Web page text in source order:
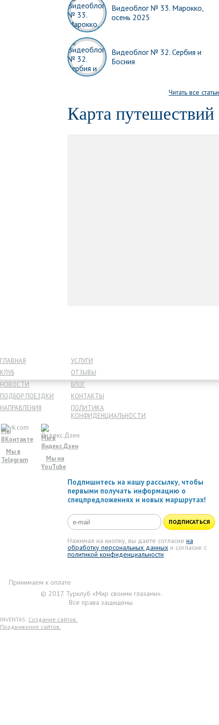
Видеоблог № 33. Марокко,
осень 2025
Видеоблог № 32. Сербия и
Босния
Читать все статьи
Карта путешествий
ГЛАВНАЯ
КЛУБ
НОВОСТИ
ПОДБОР ПОЕЗДКИ
НАПРАВЛЕНИЯ
УСЛУГИ
ОТЗЫВЫ
БЛОГ
КОНТАКТЫ
ПОЛИТИКА
КОНФИДЕНЦИАЛЬНОСТИ
Мы
ВКонтакте
Мы в
Telegram
Мы в
Яндекс.Дзен
Мы на
YouTube
Подпишитесь на нашу рассылку, чтобы
первыми получать информацию о
спецпредложениях и новых маршрутах!
ПОДПИСАТЬСЯ
Нажимая на кнопку, вы даете согласие на
обработку персональных данных и согласие с
политикой конфиденциальности.
Принимаем к оплате
© 2017. Турклуб «Мир своими глазами».
Все права защищены.
INVENTAS: Создание сайтов.
Продвижение сайтов.